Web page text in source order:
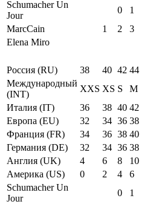
Schumacher Un
Jour
0 1
MarcCain
1 2 3
Elena Miro
Россия (RU)
38 40 42 44
Международный
(INT)
XXS XS S M
Италия (IT)
36 38 40 42
Европа (EU)
32 34 36 38
Франция (FR)
34 36 38 40
Германия (DE)
32 34 36 38
Англия (UK)
4 6 8 10
Америка (US)
0 2 4 6
Schumacher Un
Jour
0 1